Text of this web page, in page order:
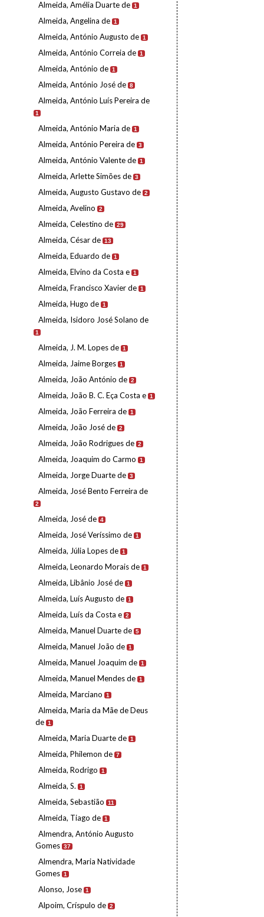
Almeida, Amélia Duarte de 1
Almeida, Angelina de 1
Almeida, António Augusto de 1
Almeida, António Correia de 1
Almeida, António de 1
Almeida, António José de 8
Almeida, António Luís Pereira de
1
Almeida, António Maria de 1
Almeida, António Pereira de 3
Almeida, António Valente de 1
Almeida, Arlette Simões de 3
Almeida, Augusto Gustavo de 2
Almeida, Avelino 2
Almeida, Celestino de 29
Almeida, César de 13
Almeida, Eduardo de 1
Almeida, Elvino da Costa e 1
Almeida, Francisco Xavier de 1
Almeida, Hugo de 1
Almeida, Isidoro José Solano de
1
Almeida, J. M. Lopes de 1
Almeida, Jaime Borges 1
Almeida, João António de 2
Almeida, João B. C. Eça Costa e 1
Almeida, João Ferreira de 1
Almeida, João José de 2
Almeida, João Rodrigues de 2
Almeida, Joaquim do Carmo 1
Almeida, Jorge Duarte de 3
Almeida, José Bento Ferreira de
2
Almeida, José de 4
Almeida, José Veríssimo de 1
Almeida, Júlia Lopes de 1
Almeida, Leonardo Morais de 1
Almeida, Libânio José de 1
Almeida, Luís Augusto de 1
Almeida, Luís da Costa e 2
Almeida, Manuel Duarte de 5
Almeida, Manuel João de 1
Almeida, Manuel Joaquim de 1
Almeida, Manuel Mendes de 1
Almeida, Marciano 1
Almeida, Maria da Mãe de Deus
de 1
Almeida, Maria Duarte de 1
Almeida, Philemon de 7
Almeida, Rodrigo 1
Almeida, S. 1
Almeida, Sebastião 11
Almeida, Tiago de 1
Almendra, António Augusto
Gomes 37
Almendra, Maria Natividade
Gomes 1
Alonso, Jose 1
Alpoim, Críspulo de 2